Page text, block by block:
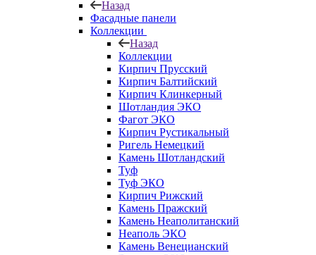
Назад
Фасадные панели
Коллекции
Назад
Коллекции
Кирпич Прусский
Кирпич Балтийский
Кирпич Клинкерный
Шотландия ЭКО
Фагот ЭКО
Кирпич Рустикальный
Ригель Немецкий
Камень Шотландский
Туф
Туф ЭКО
Кирпич Рижский
Камень Пражский
Камень Неаполитанский
Неаполь ЭКО
Камень Венецианский